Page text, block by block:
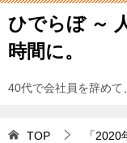
ひでらぼ ～
時間に。
40代で会社員を辞めて
TOP 「